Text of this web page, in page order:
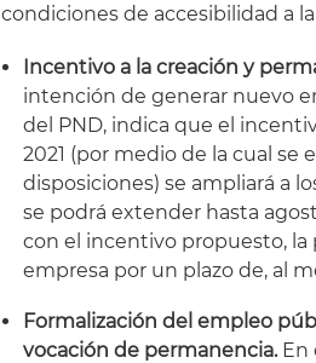
condiciones de accesibilidad a
Incentivo a la creación y
intención de generar nuevo
del PND, indica que el
2021 (por medio de la cual se
disposiciones) se ampliará a
se podrá extender hasta
con el incentivo propuesto,
empresa por un plazo de, al
Formalización del empleo
vocación de permanencia.En